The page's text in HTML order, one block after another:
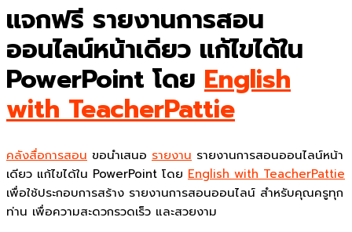
แจกฟรี รายงานการสอน
ออนไลน์หน้าเดียว แก้ไขได้ใน
PowerPoint โดย English
with TeacherPattie
คลังสื่อการสอน ขอนำเสนอ รายงาน รายงานการสอนออนไลน์หน้า
เดียว แก้ไขได้ใน PowerPoint โดย English with TeacherPattie
เพื่อใช้ประกอบการสร้าง รายงานการสอนออนไลน์ สำหรับคุณครูทุก
ท่าน เพื่อความสะดวกรวดเร็ว และสวยงาม